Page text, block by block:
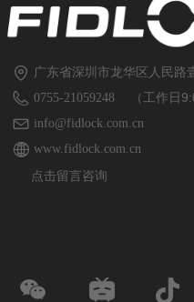
广东省深圳市龙华区人民路
0755-21059248
info@fidlock.com.cn
www.fidlock.com.cn
（工作日
点击留言咨询